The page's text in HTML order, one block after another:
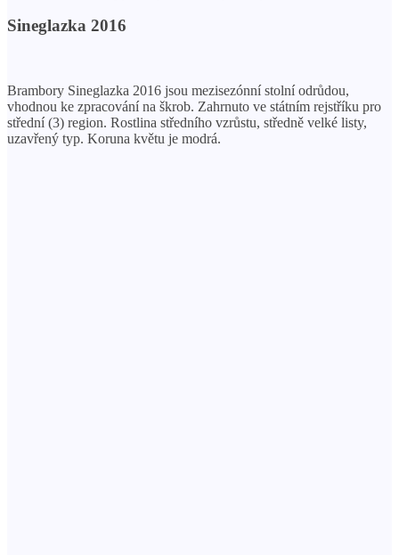
Sineglazka 2016
Brambory Sineglazka 2016 jsou mezisezónní stolní odrůdou,
vhodnou ke zpracování na škrob. Zahrnuto ve státním rejstříku pro
střední (3) region. Rostlina středního vzrůstu, středně velké listy,
uzavřený typ. Koruna květu je modrá.